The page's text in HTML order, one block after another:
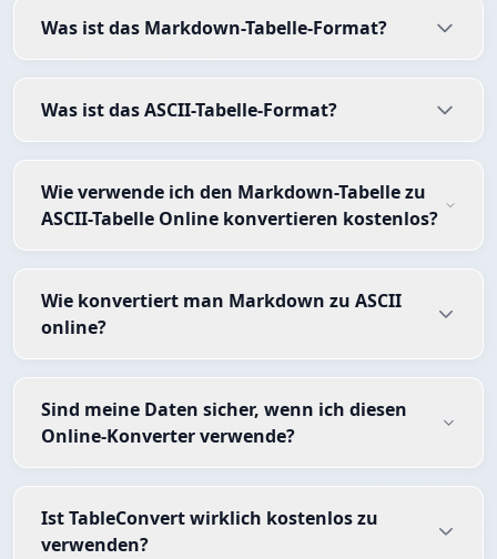
Was ist das Markdown-Tabelle-Format?
Was ist das ASCII-Tabelle-Format?
Wie verwende ich den Markdown-Tabelle zu
ASCII-Tabelle Online konvertieren kostenlos?
Wie konvertiert man Markdown zu ASCII
online?
Sind meine Daten sicher, wenn ich diesen
Online-Konverter verwende?
Ist TableConvert wirklich kostenlos zu
verwenden?